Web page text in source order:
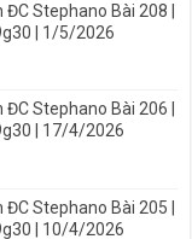
Stephano Bài 208 |
| 1/5/2026
Stephano Bài 206 |
| 17/4/2026
ĐC Stephano Bài 205 |
| 10/4/2026